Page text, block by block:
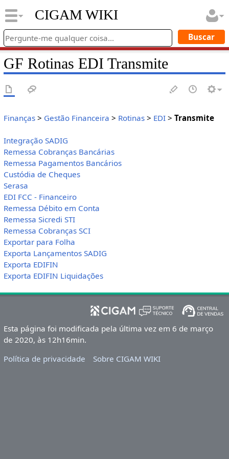
CIGAM WIKI
GF Rotinas EDI Transmite
Finanças> Gestão Financeira > Rotinas> EDI> Transmite
Integração SADIG
Remessa Cobranças Bancárias
Remessa Pagamentos Bancários
Custódia de Cheques
Serasa
EDI FCC - Financeiro
Remessa Débito em Conta
Remessa Sicredi STI
Remessa Cobranças SCI
Exportar para Folha
Exporta Lançamentos SADIG
Exporta EDIFIN
Exporta EDIFIN Liquidações
Esta página foi modificada pela última vez em 6 de março
de 2020, às 12h16min.
Política de privacidade
Sobre CIGAM WIKI